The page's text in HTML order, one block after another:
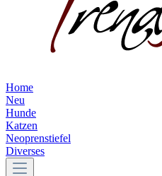
Home
Neu
Hunde
Katzen
Neoprenstiefel
Diverses